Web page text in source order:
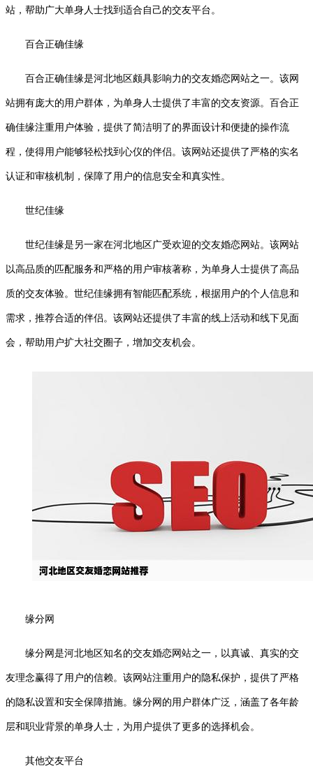
站，帮助广大单身人士找到适合自己的交友平台。
百合正确佳缘
百合正确佳缘是河北地区颇具影响力的交友婚恋网站之一。该网
站拥有庞大的用户群体，为单身人士提供了丰富的交友资源。百合正
确佳缘注重用户体验，提供了简洁明了的界面设计和便捷的操作流
程，使得用户能够轻松找到心仪的伴侣。该网站还提供了严格的实名
认证和审核机制，保障了用户的信息安全和真实性。
世纪佳缘
世纪佳缘是另一家在河北地区广受欢迎的交友婚恋网站。该网站
以高品质的匹配服务和严格的用户审核著称，为单身人士提供了高品
质的交友体验。世纪佳缘拥有智能匹配系统，根据用户的个人信息和
需求，推荐合适的伴侣。该网站还提供了丰富的线上活动和线下见面
会，帮助用户扩大社交圈子，增加交友机会。
缘分网
缘分网是河北地区知名的交友婚恋网站之一，以真诚、真实的交
友理念赢得了用户的信赖。该网站注重用户的隐私保护，提供了严格
的隐私设置和安全保障措施。缘分网的用户群体广泛，涵盖了各年龄
层和职业背景的单身人士，为用户提供了更多的选择机会。
其他交友平台